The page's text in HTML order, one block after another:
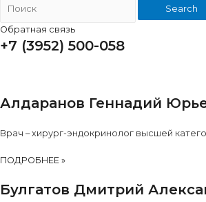
Search
Обратная связь
+7 (3952) 500-058
Алдаранов Геннадий
Врач – хирург-эндокринолог высшей
ПОДРОБНЕЕ »
Булгатов Дмитрий